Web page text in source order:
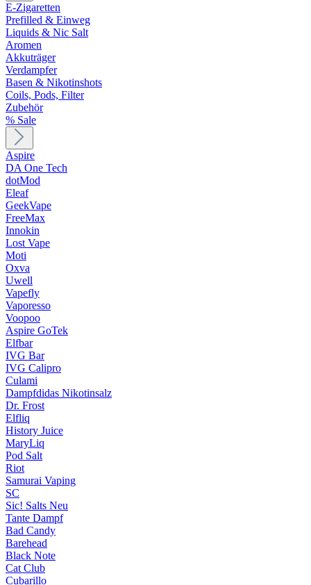
E-Zigaretten
Prefilled & Einweg
Liquids & Nic Salt
Aromen
Akkuträger
Verdampfer
Basen & Nikotinshots
Coils, Pods, Filter
Zubehör
% Sale
Aspire
DA One Tech
dotMod
Eleaf
GeekVape
FreeMax
Innokin
Lost Vape
Moti
Oxva
Uwell
Vapefly
Vaporesso
Voopoo
Aspire GoTek
Elfbar
IVG Bar
IVG Calipro
Culami
Dampfdidas Nikotinsalz
Dr. Frost
Elfliq
History Juice
MaryLiq
Pod Salt
Riot
Samurai Vaping
SC
Sic! Salts Neu
Tante Dampf
Bad Candy
Barehead
Black Note
Cat Club
Cubarillo